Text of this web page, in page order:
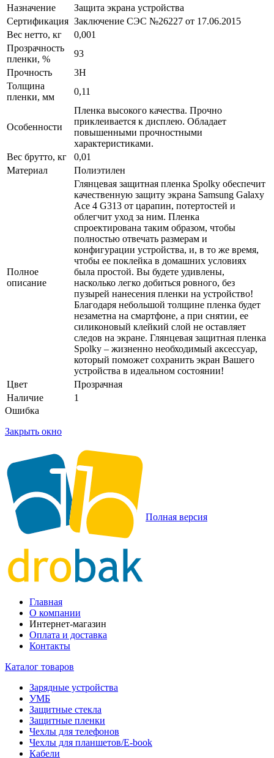
Назначение
Защита экрана устройства
Сертификация Заключение СЭС №26227 от 17.06.2015
Вес нетто, кг
0,001
Прозрачность
пленки, %
93
Прочность
3H
Толщина
пленки, мм
0,11
Особенности
Пленка высокого качества. Прочно
приклеивается к дисплею. Обладает
повышенными прочностными
характеристиками.
Вес брутто, кг
0,01
Материал
Полиэтилен
Полное
описание
Глянцевая защитная пленка Spolky обеспечит
качественную защиту экрана Samsung Galaxy
Ace 4 G313 от царапин, потертостей и
облегчит уход за ним. Пленка
спроектирована таким образом, чтобы
полностью отвечать размерам и
конфигурации устройства, и, в то же время,
чтобы ее поклейка в домашних условиях
была простой. Вы будете удивлены,
насколько легко добиться ровного, без
пузырей нанесения пленки на устройство!
Благодаря небольшой толщине пленка будет
незаметна на смартфоне, а при снятии, ее
силиконовый клейкий слой не оставляет
следов на экране. Глянцевая защитная пленка
Spolky – жизненно необходимый аксессуар,
который поможет сохранить экран Вашего
устройства в идеальном состоянии!
Цвет
Прозрачная
Наличие
1
Ошибка
Закрыть окно
Полная версия
Главная
О компании
Интернет-магазин
Оплата и доставка
Контакты
Каталог товаров
Зарядные устройства
УМБ
Защитные стекла
Защитные пленки
Чехлы для телефонов
Чехлы для планшетов/E-book
Кабели